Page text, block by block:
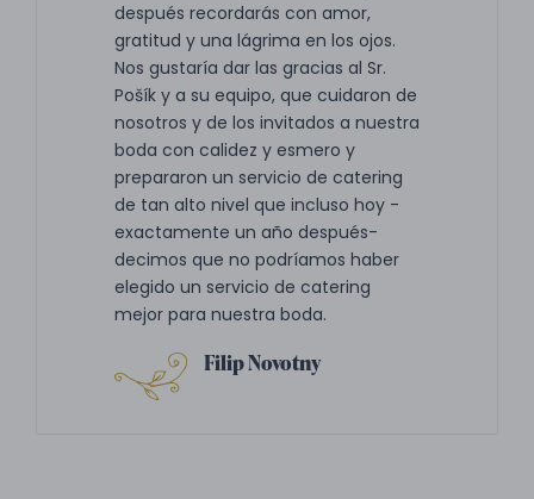
después recordarás con amor,
gratitud y una lágrima en los ojos.
Nos gustaría dar las gracias al Sr.
Pošík y a su equipo, que cuidaron de
nosotros y de los invitados a nuestra
boda con calidez y esmero y
prepararon un servicio de catering
de tan alto nivel que incluso hoy -
exactamente un año después-
decimos que no podríamos haber
elegido un servicio de catering
mejor para nuestra boda.
Filip Novotny